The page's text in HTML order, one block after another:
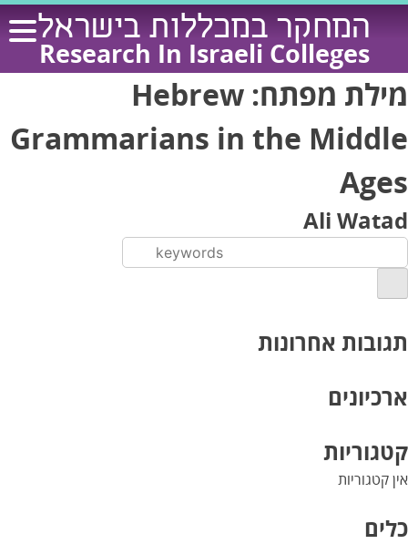
Skip
content
המחקר במכללות בישראל
Research In Israeli Colleges
מילת מפתח: Hebrew
Grammarians in the Middle
Ages
Ali Watad
תגובות אחרונות
ארכיונים
קטגוריות
אין קטגוריות
כלים